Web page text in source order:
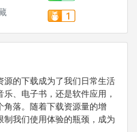
的下载成为了我们日常生活
、电子书，还是软件应用，
落。随着下载资源量的增
我们使用体验的瓶颈，成为